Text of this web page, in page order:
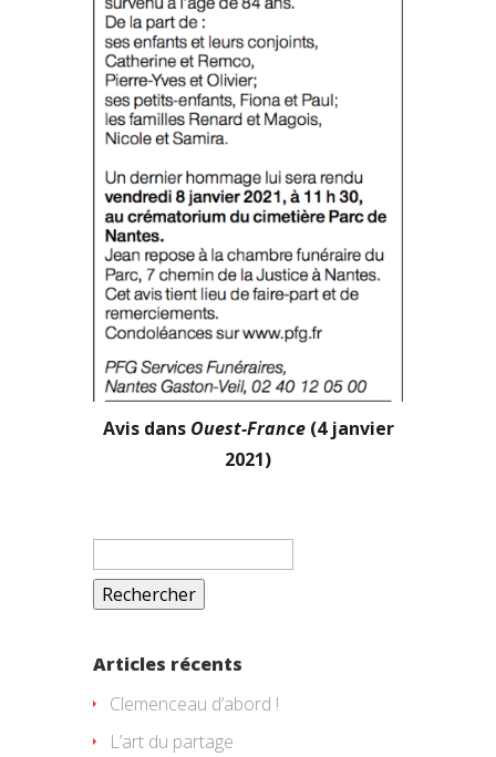
Avis dans Ouest-France(4 janvier
2021)
Rechercher :
Articles récents
Clemenceau d’abord !
L’art du partage